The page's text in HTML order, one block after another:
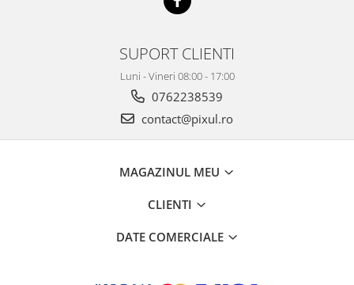
SUPORT CLIENTI
Luni - Vineri 08:00 - 17:00
0762238539
contact@pixul.ro
MAGAZINUL MEU
CLIENTI
DATE COMERCIALE